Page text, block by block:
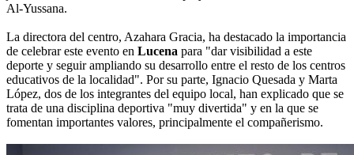
Al-Yussana.
La directora del centro, Azahara Gracia, ha destacado la importancia
de celebrar este evento en Lucena para "dar visibilidad a este
deporte y seguir ampliando su desarrollo entre el resto de los centros
educativos de la localidad". Por su parte, Ignacio Quesada y Marta
López, dos de los integrantes del equipo local, han explicado que se
trata de una disciplina deportiva "muy divertida" y en la que se
fomentan importantes valores, principalmente el compañerismo.